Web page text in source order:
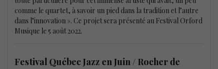
comme le quartet, à savoir un pied dans la tradition et l’autre
dans l’innovation ». Ce projet sera présenté au Festival Orford
Musique le 5 août 2022.
Festival Québec Jazz en Juin / Rocher de